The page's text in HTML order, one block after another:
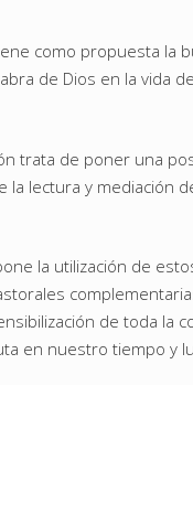
como propuesta la
de Dios en la vida
trata de poner una
lectura y mediación
la utilización de
de toda la
en nuestro tiempo y